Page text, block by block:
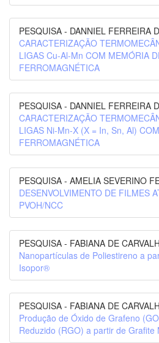
PESQUISA - DANNIEL FERREIRA
CARACTERIZAÇÃO
LIGAS Cu-Al-Mn COM MEMÓRIA
FERROMAGNÉTICA
PESQUISA - DANNIEL FERREIRA
CARACTERIZAÇÃO
LIGAS Ni-Mn-X (X = In, Sn, Al)
FERROMAGNÉTICA
PESQUISA - AMELIA SEVERINO
DESENVOLVIMENTO DE FILMES
PVOH/NCC
PESQUISA - FABIANA DE
Nanopartículas de Poliestireno a
Isopor®
PESQUISA - FABIANA DE
Produção de Óxido de Grafeno
Reduzido (RGO) a partir de Grafite